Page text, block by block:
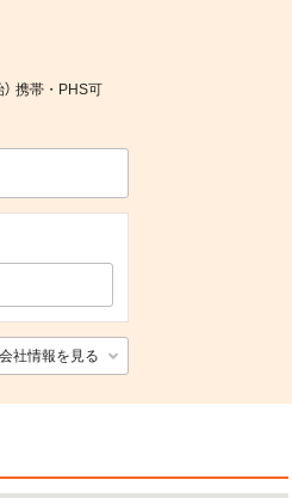
携帯・PHS可
社情報を見る